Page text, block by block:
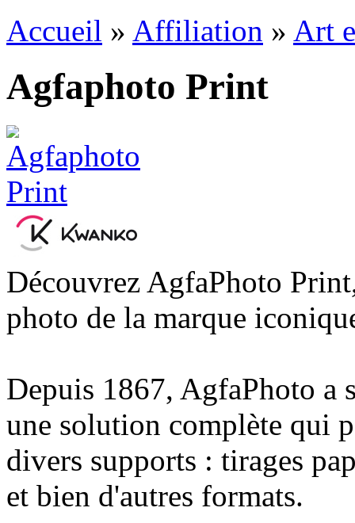
Accueil » Affiliation » Art
Agfaphoto Print
Découvrez AgfaPhoto
photo de la marque
Depuis 1867, AgfaPhoto
une solution complète qui
divers supports : tirages
et bien d'autres formats.